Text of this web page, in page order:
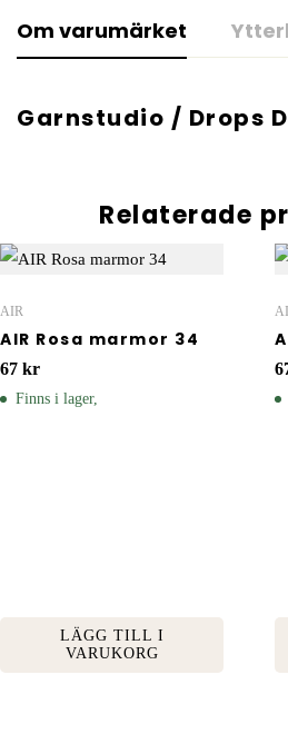
Om varumärket
Garnstudio / Drops
Relaterade
AIR
AIR Rosa marmor 34
67 kr
Finns i lager,
LÄGG TILL I
VARUKORG